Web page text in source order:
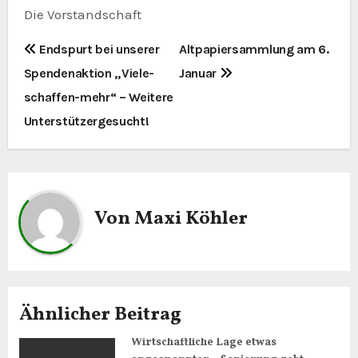
Die Vorstandschaft
B
e
i
t
a
g
n
a
Endspurt bei unserer
Spendenaktion „Viele-
schaffen-mehr“ – Weitere
Unterstützergesucht!
Altpapiersammlung am 6.
Januar
VonMaxi Köhler
Ähnlicher Beitrag
Wirtschaftliche Lage etwas